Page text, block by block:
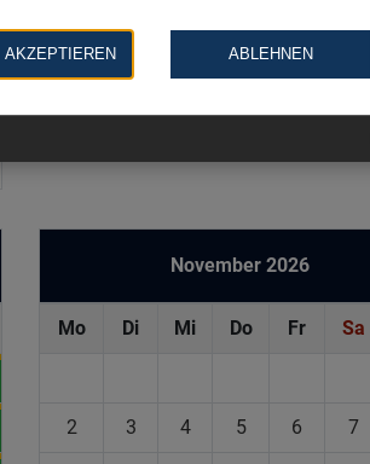
21 24 25
28 29 30
November 2026
Mo Di Mi Do Fr Sa
2 3 4 5 6 7
AKZEPTIEREN ABLEHNEN